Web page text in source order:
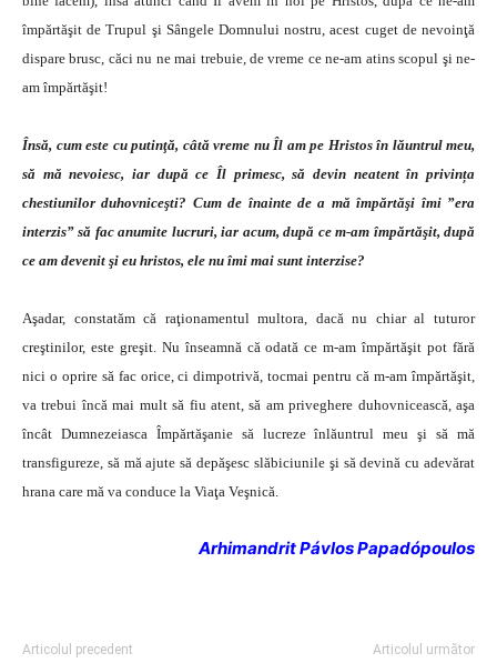
împărtăşit de Trupul şi Sângele Domnului nostru, acest cuget de nevoinţă
dispare brusc, căci nu ne mai trebuie, de vreme ce ne-am atins scopul şi ne-
am împărtăşit!
Însă, cum este cu putinţă, câtă vreme nu Îl am pe Hristos în lăuntrul meu,
să mă nevoiesc, iar după ce Îl primesc, să devin neatent în privința
chestiunilor duhovniceşti? Cum de înainte de a mă împărtăşi îmi ”era
interzis” să fac anumite lucruri, iar acum, după ce m-am împărtăşit, după
ce am devenit şi eu hristos, ele nu îmi mai sunt interzise?
Aşadar, constatăm că raţionamentul multora, dacă nu chiar al tuturor
creştinilor, este greşit. Nu înseamnă că odată ce m-am împărtăşit pot fără
nici o oprire să fac orice, ci dimpotrivă, tocmai pentru că m-am împărtăşit,
va trebui încă mai mult să fiu atent, să am priveghere duhovnicească, aşa
încât Dumnezeiasca Împărtăşanie să lucreze înlăuntrul meu şi să mă
transfigureze, să mă ajute să depăşesc slăbiciunile şi să devină cu adevărat
hrana care mă va conduce la Viaţa Veşnică.
Arhimandrit Pávlos Papadópoulos
Articolul precedent Articolul următor